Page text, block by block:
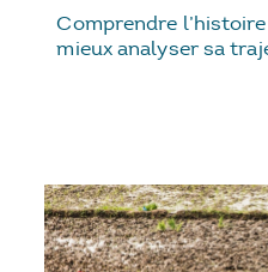
Comprendre
mieux analyser sa